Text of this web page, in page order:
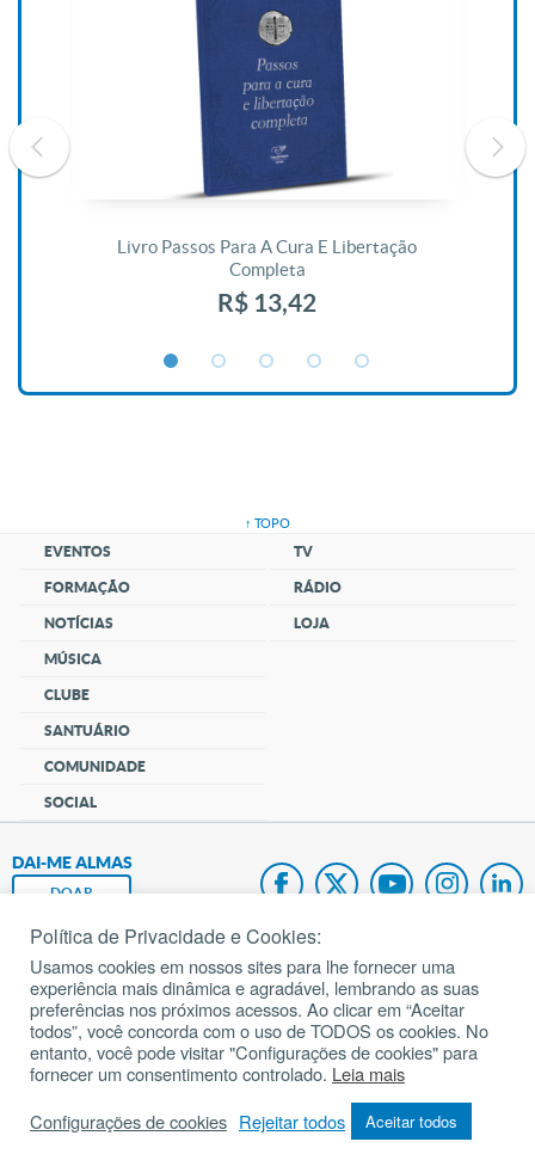
Livro Passos Para A Cura E Libertação
Completa
R$ 13,42
↑ TOPO
EVENTOS
FORMAÇÃO
NOTÍCIAS
MÚSICA
CLUBE
SANTUÁRIO
COMUNIDADE
SOCIAL
TV
RÁDIO
LOJA
DAI-ME ALMAS
DOAR
Fundação João Paulo II
Pedido de Oração
Mapa do site
Todos os direitos reservados.
Política de Privacidade e Cookies:
Usamos cookies em nossos sites para lhe fornecer uma
experiência mais dinâmica e agradável, lembrando as suas
preferências nos próximos acessos. Ao clicar em “Aceitar
todos”, você concorda com o uso de TODOS os cookies. No
entanto, você pode visitar "Configurações de cookies" para
fornecer um consentimento controlado. Leia mais
Configurações de cookies Rejeitar todos Aceitar todos